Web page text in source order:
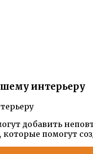
интерьеру
добавить
помогут